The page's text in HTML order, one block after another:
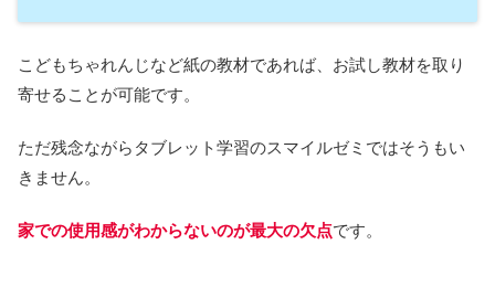
こどもちゃれんじなど紙の教材であれば、お試し教材を取り
寄せることが可能です。
ただ残念ながらタブレット学習のスマイルゼミではそうもい
きません。
家での使用感がわからないのが最大の欠点です。